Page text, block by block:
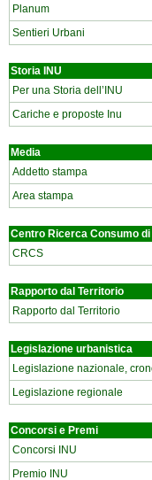
Planum
Sentieri Urbani
Storia INU
Per una Storia dell’INU
Cariche e proposte Inu
Media
Addetto stampa
Area stampa
Centro Ricerca Consumo di
CRCS
Rapporto dal Territorio
Rapporto dal Territorio
Legislazione urbanistica
Legislazione nazionale,
Legislazione regionale
Concorsi e Premi
Concorsi INU
Premio INU